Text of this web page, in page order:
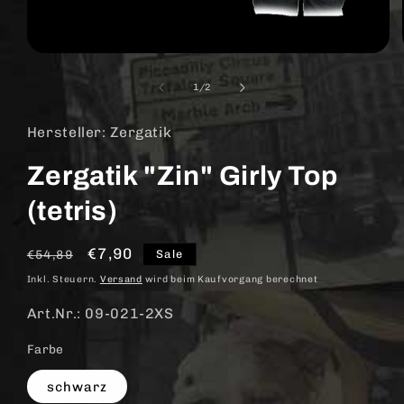
1/von
2
Hersteller: Zergatik
Zergatik "Zin" Girly Top
(tetris)
Normaler
Preis
€54,89 Verkaufspreis
€7,90 Sale
Inkl. Steuern. Versand wird beim Kaufvorgang berechnet
Art.Nr.: 09-021-2XS
Farbe
schwarz